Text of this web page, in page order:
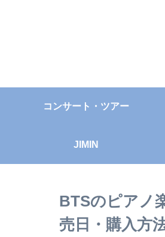
コンサート・ツアー
JIMIN
BTSのピアノ
売日・購入方